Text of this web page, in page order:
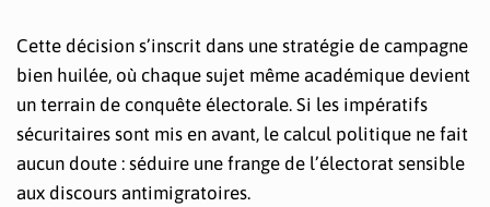
Cette décision s’inscrit dans une stratégie de campagne
bien huilée, où chaque sujet même académique devient
un terrain de conquête électorale. Si les impératifs
sécuritaires sont mis en avant, le calcul politique ne fait
aucun doute : séduire une frange de l’électorat sensible
aux discours antimigratoires.